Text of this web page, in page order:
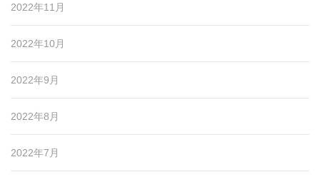
2022年11月
2022年10月
2022年9月
2022年8月
2022年7月